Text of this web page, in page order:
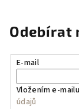
Odebírat
E-mail
Vložením e-
údajů